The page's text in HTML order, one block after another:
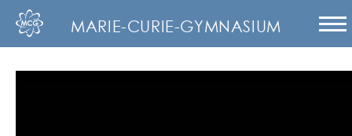
MARIE-CURIE-GYMNASIUM